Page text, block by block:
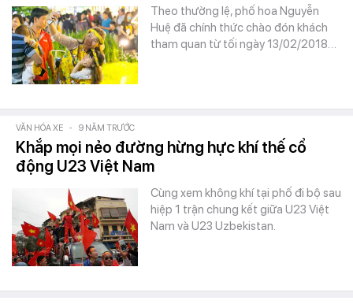
Theo thường lệ, phố hoa Nguyễn
Huệ đã chính thức chào đón khách
tham quan từ tối ngày 13/02/2018…
VĂN HÓA XE - 9 NĂM TRƯỚC
Khắp mọi nẻo đường hừng hực khí thế cổ
động U23 Việt Nam
Cùng xem không khí tại phố đi bộ sau
hiệp 1 trận chung kết giữa U23 Việt
Nam và U23 Uzbekistan.